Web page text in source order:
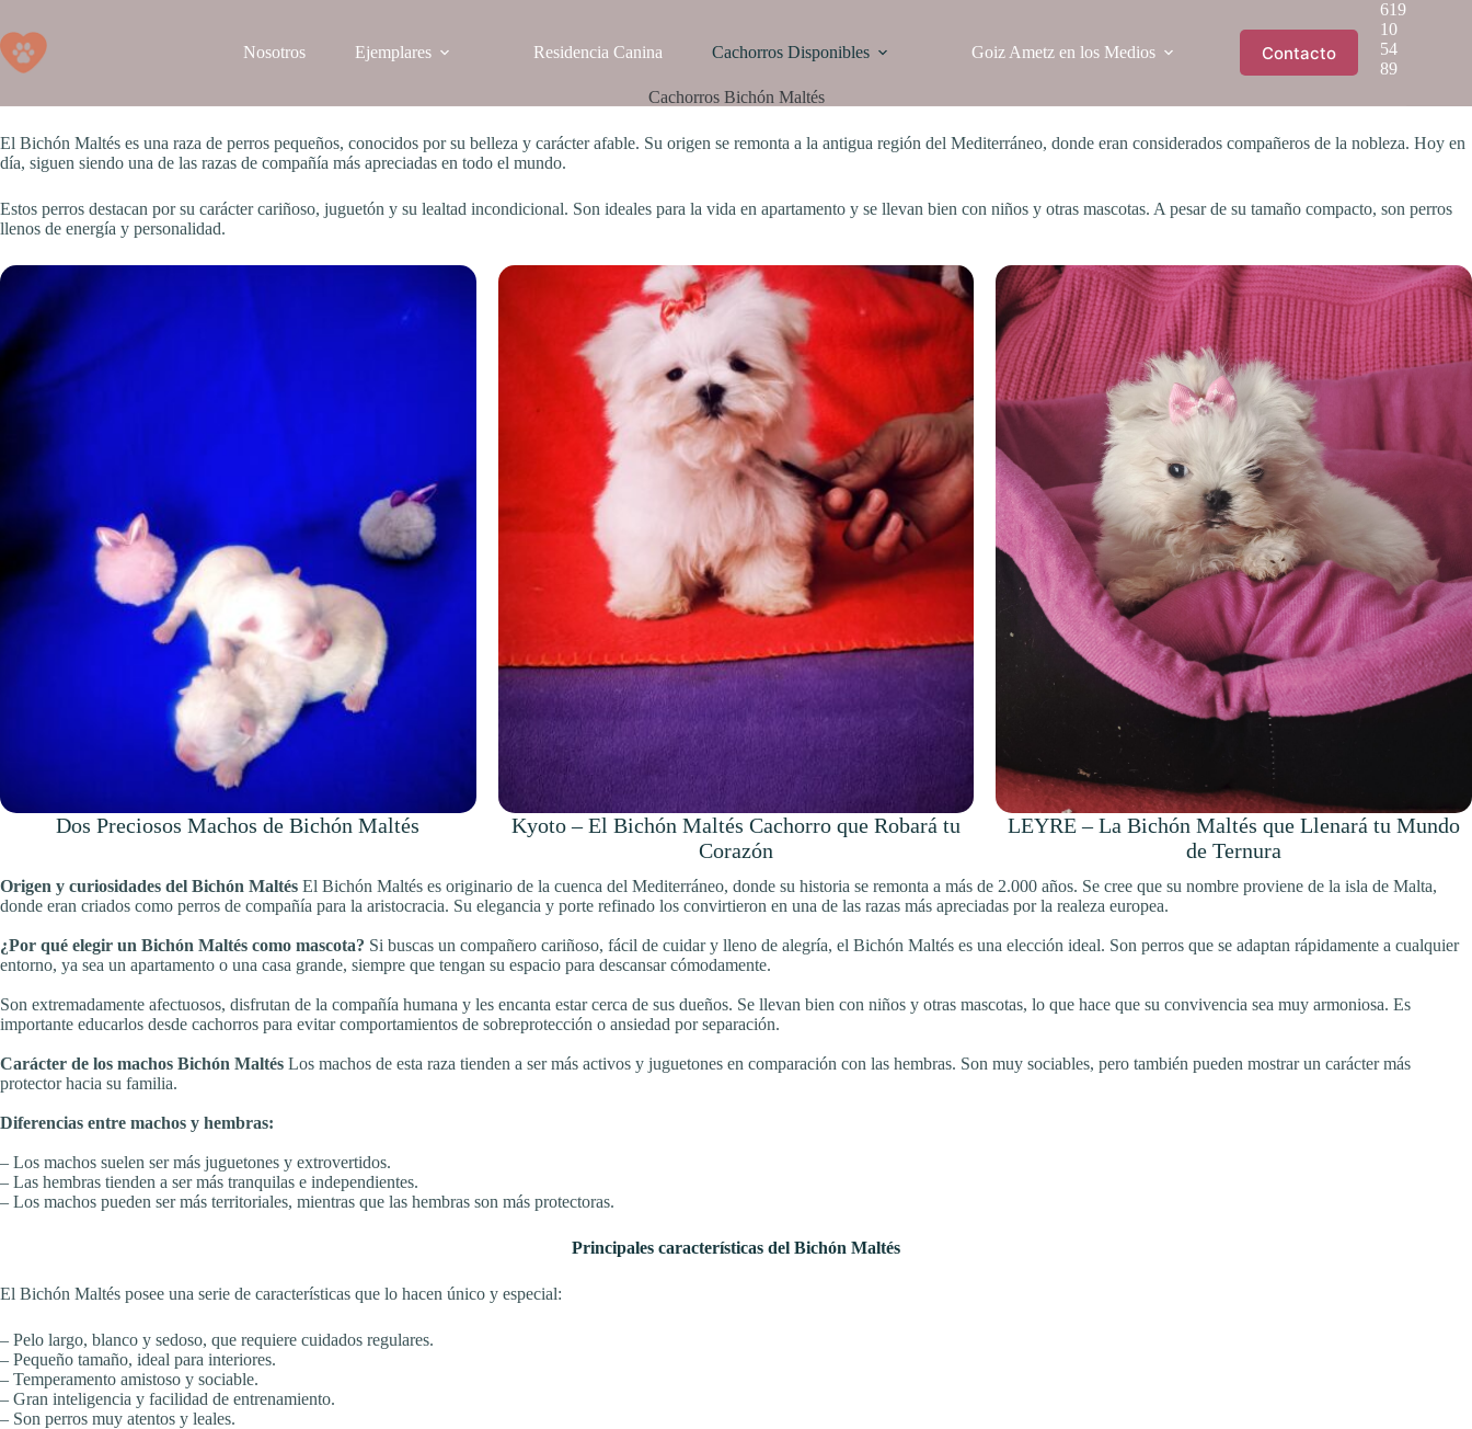
al
contenido
Nosotros Ejemplares Residencia Canina Cachorros Disponibles Goiz Ametz en los Medios Contacto
619
10
54
89
Cachorros Bichón Maltés
El Bichón Maltés es una raza de perros pequeños, conocidos por su belleza y carácter afable. Su origen se remonta a la antigua región del Mediterráneo, donde eran considerados compañeros de la nobleza. Hoy en
día, siguen siendo una de las razas de compañía más apreciadas en todo el mundo.
Estos perros destacan por su carácter cariñoso, juguetón y su lealtad incondicional. Son ideales para la vida en apartamento y se llevan bien con niños y otras mascotas. A pesar de su tamaño compacto, son perros
llenos de energía y personalidad.
Dos Preciosos Machos de Bichón Maltés
Kyoto – El Bichón Maltés Cachorro que Robará tu
Corazón
LEYRE – La Bichón Maltés que Llenará tu Mundo
de Ternura
Origen y curiosidades del Bichón Maltés El Bichón Maltés es originario de la cuenca del Mediterráneo, donde su historia se remonta a más de 2.000 años. Se cree que su nombre proviene de la isla de Malta,
donde eran criados como perros de compañía para la aristocracia. Su elegancia y porte refinado los convirtieron en una de las razas más apreciadas por la realeza europea.
¿Por qué elegir un Bichón Maltés como mascota? Si buscas un compañero cariñoso, fácil de cuidar y lleno de alegría, el Bichón Maltés es una elección ideal. Son perros que se adaptan rápidamente a cualquier
entorno, ya sea un apartamento o una casa grande, siempre que tengan su espacio para descansar cómodamente.
Son extremadamente afectuosos, disfrutan de la compañía humana y les encanta estar cerca de sus dueños. Se llevan bien con niños y otras mascotas, lo que hace que su convivencia sea muy armoniosa. Es
importante educarlos desde cachorros para evitar comportamientos de sobreprotección o ansiedad por separación.
Carácter de los machos Bichón Maltés Los machos de esta raza tienden a ser más activos y juguetones en comparación con las hembras. Son muy sociables, pero también pueden mostrar un carácter más
protector hacia su familia.
Diferencias entre machos y hembras:
– Los machos suelen ser más juguetones y extrovertidos.
– Las hembras tienden a ser más tranquilas e independientes.
– Los machos pueden ser más territoriales, mientras que las hembras son más protectoras.
Principales características del Bichón Maltés
El Bichón Maltés posee una serie de características que lo hacen único y especial:
– Pelo largo, blanco y sedoso, que requiere cuidados regulares.
– Pequeño tamaño, ideal para interiores.
– Temperamento amistoso y sociable.
– Gran inteligencia y facilidad de entrenamiento.
– Son perros muy atentos y leales.